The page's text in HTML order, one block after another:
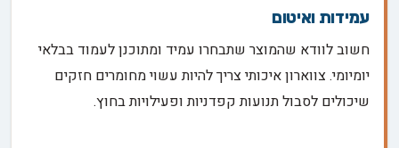
עמידות ואיטום
חשוב לוודא שהמוצר שתבחרו עמיד ומתוכנן לעמוד בבלאי
יומיומי. צווארון איכותי צריך להיות עשוי מחומרים חזקים
שיכולים לסבול תנועות קפדניות ופעילויות בחוץ.